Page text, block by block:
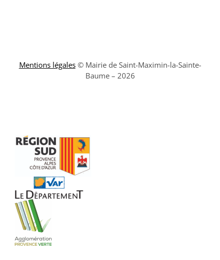
Mentions légales© Mairie de Saint-Maximin-la-Sainte-
Baume – 2026